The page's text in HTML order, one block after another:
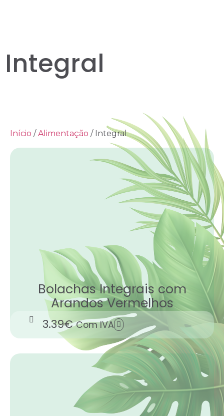
Integral
Início /Alimentação / Integral
Bolachas Integrais com
Arandos Vermelhos
3.39€ Com IVA